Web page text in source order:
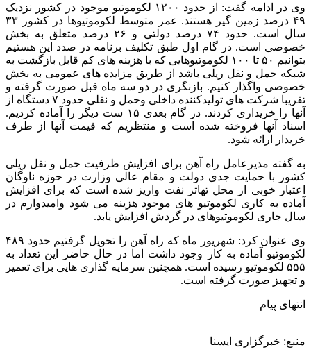
وی در ادامه گفت: از حدود ۱۲۰۰ لکوموتیو موجود در کشور نزدیک
۴۹ درصد زمین گیر هستند. عمر متوسط لکوموتیوها در کشور ۳۳
سال است. حدود ۷۴ درصد دولتی و ۲۶ درصد متعلق به بخش
خصوصی است. در گام اول طبق تکلیف برنامه در صدد این هستیم
بتوانیم ۵۰ تا ۱۰۰ لکوموتیوهایی که با هزینه های کم قابل بازگشت به
شبکه حمل و نقل ریلی باشد از طریق مزایده های عمومی به بخش
خصوصی واگذار کنیم. بازنگری در دو سه ماه قبل صورت گرفته و
تقریبا شرکت های تولیدکننده داخلی وحمل و نقلی حدود ۷ دستگاه از
آنها را خریداری کردند. در گام بعدی ۱۵ ست دیگر را آماده کردیم.
اسناد آنها فروخته شده است و منتظریم که قیمت آنها از طرف
خریدار ارائه شود.
به گفته مدیرعامل راه آهن برای افزایش ظرفیت حمل و نقل ریلی
کشور با حمایت جدی دولت و مقام عالی وزارت در حوزه ناوگان
اعتبار خوبی از محل تهاتر نفت واریز شده است که برای افزایش
آماده به کاری لکوموتیو های موجود هزینه می شود وامیدوارم در
سال جاری لکوموتیوهای در گردش افزایش یابد.
وی عنوان کرد: شهریور ماه که راه آهن را تحویل گرفتیم حدود ۴۸۹
لکوموتیو آماده به کار وجود داشت اما در حال حاضر این تعداد به
۵۵۵ لکوموتیو رسیده است. همچنین سرمایه گذاری هایی برای تعمیر
و تجهیز صورت گرفته است.
انتهای پیام
منبع: خبرگزاری ایسنا